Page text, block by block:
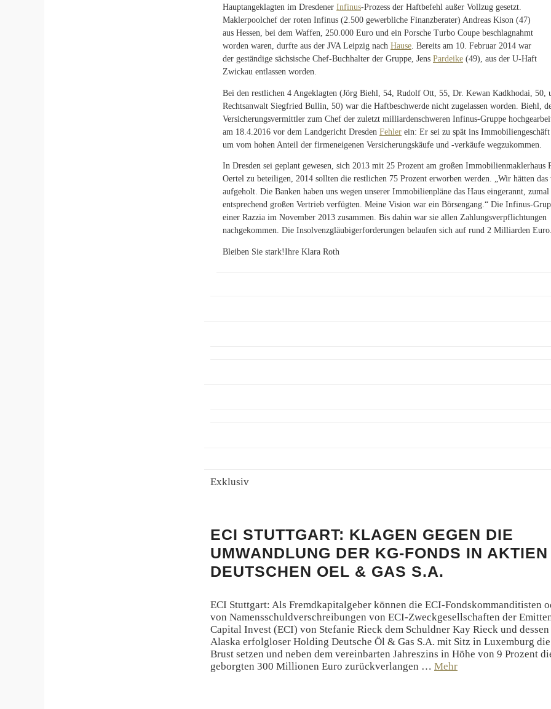
Hauptangeklagten im Dresdener Infinus-Prozess der Haftbefehl außer Vollzug gesetzt.
Maklerpoolchef der roten Infinus (2.500 gewerbliche Finanzberater) Andreas Kison (47)
aus Hessen, bei dem Waffen, 250.000 Euro und ein Porsche Turbo Coupe beschlagnahmt
worden waren, durfte aus der JVA Leipzig nach Hause. Bereits am 10. Februar 2014 war
der geständige sächsische Chef-Buchhalter der Gruppe, Jens Pardeike (49), aus der U-Haft
Zwickau entlassen worden.
Bei den restlichen 4 Angeklagten (Jörg Biehl, 54, Rudolf Ott, 55, Dr. Kewan Kadkhodai, 50,
Rechtsanwalt Siegfried Bullin, 50) war die Haftbeschwerde nicht zugelassen worden. Biehl,
Versicherungsvermittler zum Chef der zuletzt milliardenschweren Infinus-Gruppe
am 18.4.2016 vor dem Landgericht Dresden Fehler ein: Er sei zu spät ins Immobiliengeschäft
um vom hohen Anteil der firmeneigenen Versicherungskäufe und -verkäufe wegzukommen.
In Dresden sei geplant gewesen, sich 2013 mit 25 Prozent am großen Immobilienmaklerhaus
Oertel zu beteiligen, 2014 sollten die restlichen 75 Prozent erworben werden. „Wir hätten das
aufgeholt. Die Banken haben uns wegen unserer Immobilienpläne das Haus eingerannt,
entsprechend großen Vertrieb verfügten. Meine Vision war ein Börsengang.“ Die Infinus-
einer Razzia im November 2013 zusammen. Bis dahin war sie allen Zahlungsverpflichtungen
nachgekommen. Die Insolvenzgläubigerforderungen belaufen sich auf rund 2 Milliarden
Bleiben Sie stark!Ihre Klara Roth
Exklusiv
ECI STUTTGART: KLAGEN GEGEN DIE
UMWANDLUNG DER KG-FONDS IN
DEUTSCHEN OEL & GAS S.A.
ECI Stuttgart: Als Fremdkapitalgeber können die ECI-Fondskommanditisten
von Namensschuldverschreibungen von ECI-Zweckgesellschaften der
Capital Invest (ECI) von Stefanie Rieck dem Schuldner Kay Rieck und
Alaska erfolgloser Holding Deutsche Öl & Gas S.A. mit Sitz in Luxemburg
Brust setzen und neben dem vereinbarten Jahreszins in Höhe von 9 Prozent
geborgten 300 Millionen Euro zurückverlangen … Mehr